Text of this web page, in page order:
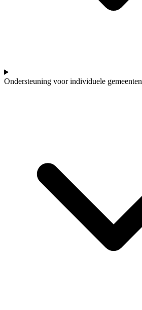
Ondersteuning voor individuele gemeenten